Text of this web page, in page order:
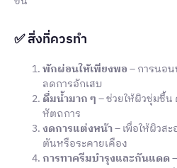
✅ สิ่งที่ควรทำ
พักผ่อนให้เพียงพอ– การนอ
ลดการอักเสบ
ดื่มน้ำมาก ๆ– ช่วยให้ผิวชุ่มชื้
หัตถการ
งดการแต่งหน้า– เพื่อให้ผิวส
ตันหรือระคายเคือง
การทาครีมบำรุงและกันแดด